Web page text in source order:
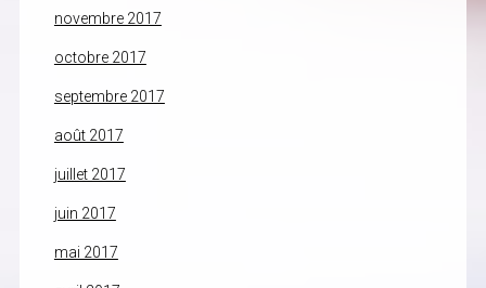
novembre 2017
octobre 2017
septembre 2017
août 2017
juillet 2017
juin 2017
mai 2017